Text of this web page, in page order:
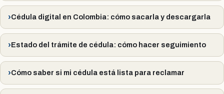
Cédula digital en Colombia: cómo sacarla y descargarla
Estado del trámite de cédula: cómo hacer seguimiento
Cómo saber si mi cédula está lista para reclamar